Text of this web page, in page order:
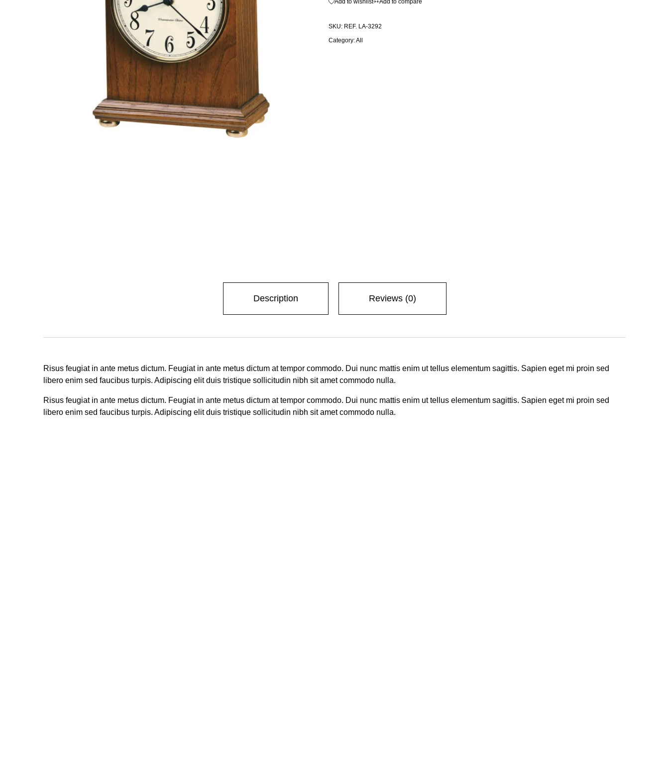
SKU: REF. LA-3292
Category:All
Description Reviews (0)
Risus feugiat in ante metus dictum. Feugiat in ante metus dictum at tempor commodo. Dui nunc mattis enim ut tellus elementum sagittis. Sapien eget mi proin sed
libero enim sed faucibus turpis. Adipiscing elit duis tristique sollicitudin nibh sit amet commodo nulla.
Risus feugiat in ante metus dictum. Feugiat in ante metus dictum at tempor commodo. Dui nunc mattis enim ut tellus elementum sagittis. Sapien eget mi proin sed
libero enim sed faucibus turpis. Adipiscing elit duis tristique sollicitudin nibh sit amet commodo nulla.